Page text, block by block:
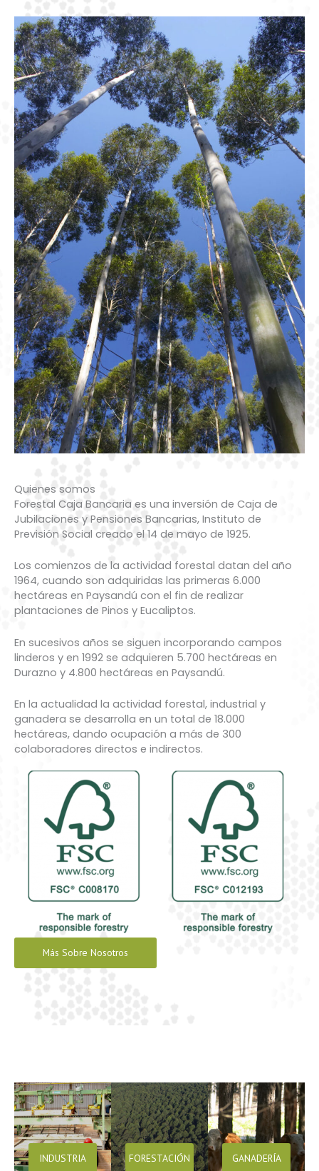
Quienes somos
Forestal Caja Bancaria es una inversión de Caja de
Jubilaciones y Pensiones Bancarias, Instituto de
Previsión Social creado el 14 de mayo de 1925.
Los comienzos de la actividad forestal datan del año
1964, cuando son adquiridas las primeras 6.000
hectáreas en Paysandú con el fin de realizar
plantaciones de Pinos y Eucaliptos.
En sucesivos años se siguen incorporando campos
linderos y en 1992 se adquieren 5.700 hectáreas en
Durazno y 4.800 hectáreas en Paysandú.
En la actualidad la actividad forestal, industrial y
ganadera se desarrolla en un total de 18.000
hectáreas, dando ocupación a más de 300
colaboradores directos e indirectos.
Más Sobre Nosotros
INDUSTRIA FORESTACIÓN GANADERÍA